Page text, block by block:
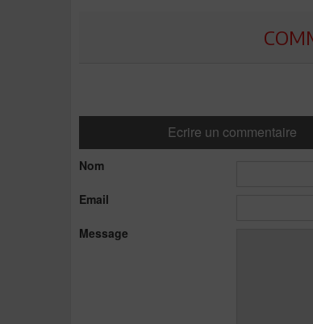
Ecrire un commentaire
Nom
Email
Message